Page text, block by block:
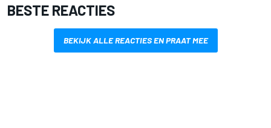
BESTE REACTIES
BEKIJK ALLE REACTIES EN PRAAT MEE